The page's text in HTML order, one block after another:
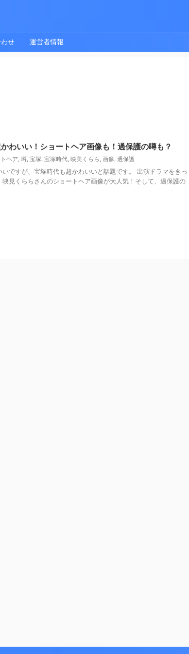
せ 運営者情報
わいい！ショートヘア画像も！過保護の噂も？
ヘア, 噂, 宝塚, 宝塚時代, 映美くらら , 画像, 過保護
ですが、宝塚時代も超かわいいと話題です。 出演ドラマをきっ
見くららさんのショートヘア画像が大人気！そして、過保護の